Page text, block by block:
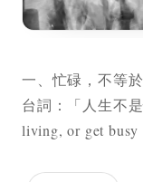
一、忙碌，不等
台詞：「人生不
living, or get